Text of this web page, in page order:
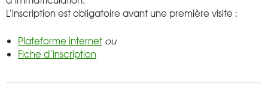
L’inscription est obligatoire avant une première visite :
Plateforme internet ou
Fiche d’inscription